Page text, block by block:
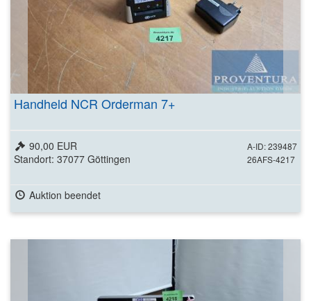
Handheld NCR Orderman 7+
A-ID: 239487
26AFS-4217
90,00 EUR
Standort: 37077 Göttingen
Auktion beendet